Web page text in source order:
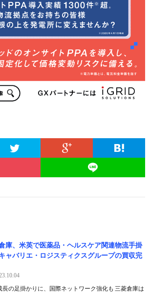
庫、米英で医薬品・ヘルスケア関連物流手掛
ャバリエ・ロジスティクスグループの買収完
長の足掛かりに、国際ネットワーク強化も 三菱倉庫は